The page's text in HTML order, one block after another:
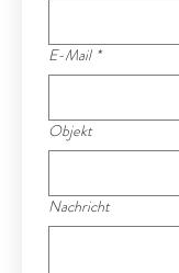
E-Mail *
Objekt
Nachricht